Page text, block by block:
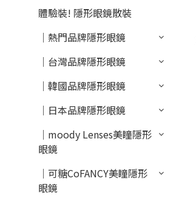
體驗裝! 隱形眼鏡散裝
｜熱門品牌隱形眼鏡
｜台灣品牌隱形眼鏡
｜韓國品牌隱形眼鏡
｜日本品牌隱形眼鏡
｜moody Lenses美瞳隱形
眼鏡
｜可糖CoFANCY美瞳隱形
眼鏡